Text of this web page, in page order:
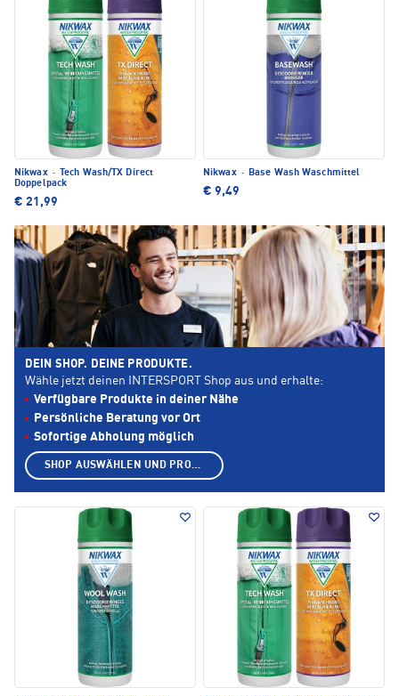
Nikwax ·
Tech Wash/TX Direct
Doppelpack
€ 21,99
Nikwax · Base Wash Waschmittel
€ 9,49
DEIN SHOP. DEINE PRODUKTE.
Wähle jetzt deinen INTERSPORT Shop aus und erhalte:
Verfügbare Produkte in deiner Nähe
Persönliche Beratung vor Ort
Sofortige Abholung möglich
SHOP AUSWÄHLEN UND PRODUKTE ANZEIGEN